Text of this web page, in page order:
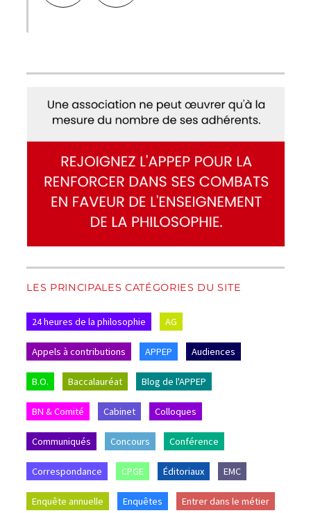
LES PRINCIPALES CATÉGORIES DU SITE
24 heures de la philosophie AG
Appels à contributions APPEP Audiences
B.O. Baccalauréat Blog de l'APPEP
BN & Comité Cabinet Colloques
Communiqués Concours Conférence
Correspondance CPGE Éditoriaux EMC
Enquête annuelle Enquêtes Entrer dans le métier